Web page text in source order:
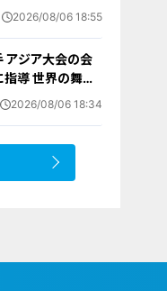
状とドラゴンズ
2026/08/06 18:55
アジア大会の会
導 世界の舞台
国際アリーナ
2026/08/06 18:34